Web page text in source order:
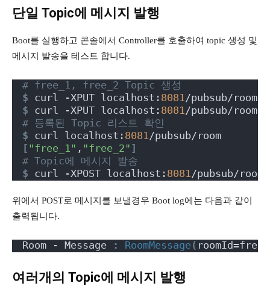
단일 Topic에 메시지 발행
Boot를 실행하고 콘솔에서 Controller를 호출하여 topic 생성 및
메시지 발송을 테스트 합니다.
# free_1, free_2 Topic 생성
$ curl -XPUT localhost: 8081 /pubsub/room/
$ curl -XPUT localhost: 8081 /pubsub/room/
# 등록된 Topic 리스트 확인
$ curl localhost: 8081 /pubsub/room
[ "free_1" , "free_2" ]
# Topic에 메시지 발송
$ curl -XPOST localhost: 8081 /pubsub/
위에서 POST로 메시지를 보낼경우 Boot log에는 다음과 같이
출력됩니다.
Room - Message : RoomMessage(
여러개의 Topic에 메시지 발행